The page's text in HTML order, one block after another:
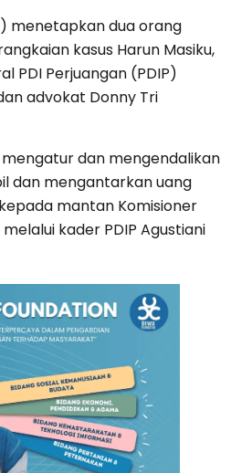
menetapkan dua orang
kasus Harun Masiku,
PDI Perjuangan (PDIP)
advokat Donny Tri
dan mengendalikan
dan mengantarkan uang
mantan Komisioner
melalui kader PDIP Agustiani